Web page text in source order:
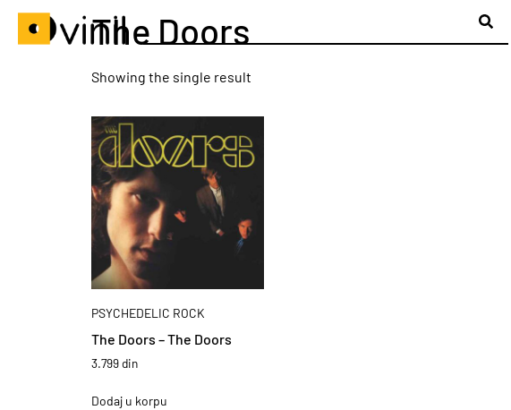
The Doors
Showing the single result
PSYCHEDELIC ROCK
The Doors – The Doors
3.799din
Dodaj u korpu